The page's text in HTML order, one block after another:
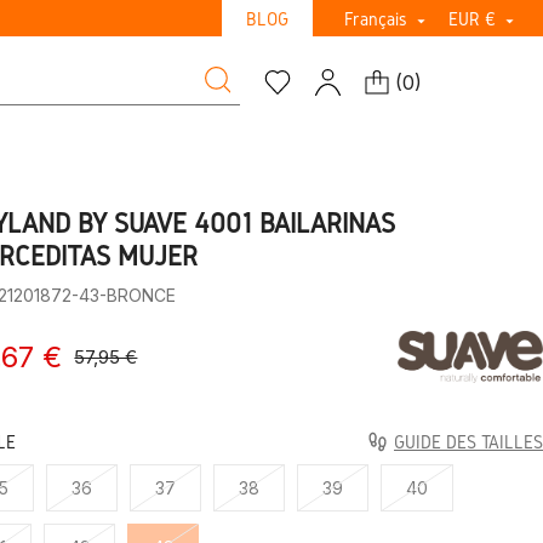
BLOG Français  EUR € 
(0)
BY SUAVE 4001 BAILARINAS
MUJER
43-BRONCE
€ 57,95 €
GUIDE DES TAILLES
36 37 38 39 40